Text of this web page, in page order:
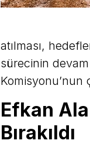
atılması,
sürecinin
Efkan
Bırakıldı